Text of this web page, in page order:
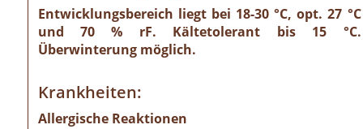
Entwicklungsbereich liegt bei 18-30 °C, opt. 27 °C
und 70 % rF. Kältetolerant bis 15 °C.
Überwinterung möglich.
Krankheiten:
Allergische Reaktionen